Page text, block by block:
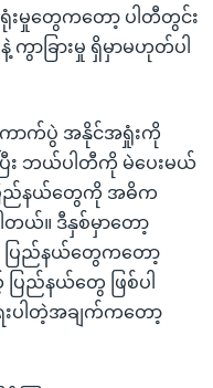
းမှုတွေကတော့ ပါတီတွင်း
ာခြားမှု ရှိမှာမဟုတ်ပါ
ကောက်ပွဲ အနိုင်အရှုံးကို
း ဘယ်ပါတီကို မဲပေးမယ်
ြည်နယ်တွေကို အဓိက
တယ်။ ဒီနှစ်မှာတော့
စတဲ့ ပြည်နယ်တွေကတော့
ြည်နယ်တွေ ဖြစ်ပါ
ပါတဲ့အချက်ကတော့